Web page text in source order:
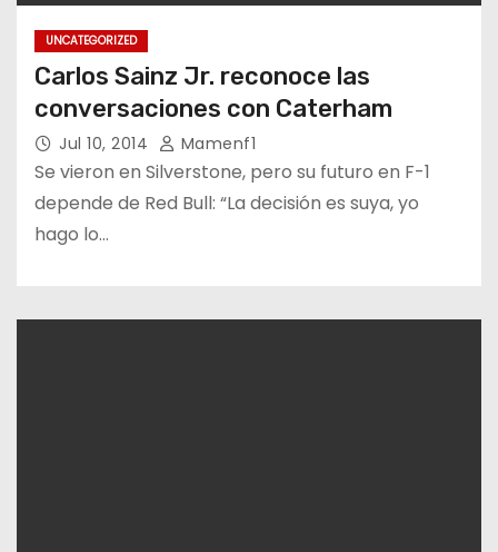
UNCATEGORIZED
Carlos Sainz Jr. reconoce las
conversaciones con Caterham
Jul 10, 2014 Mamenf1
Se vieron en Silverstone, pero su futuro en F-1
depende de Red Bull: “La decisión es suya, yo
hago lo…